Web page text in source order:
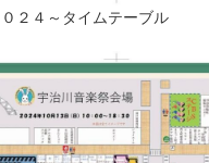
２４～タイムテーブル